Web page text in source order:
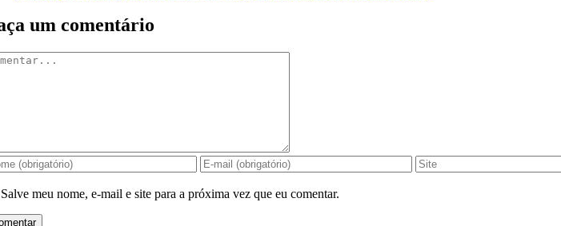
um comentário
Salve meu nome, e-mail e site para a próxima vez que eu comentar.